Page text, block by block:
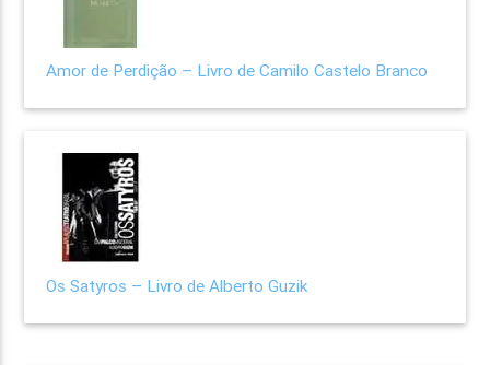
Amor de Perdição – Livro de Camilo Castelo Branco
Os Satyros – Livro de Alberto Guzik